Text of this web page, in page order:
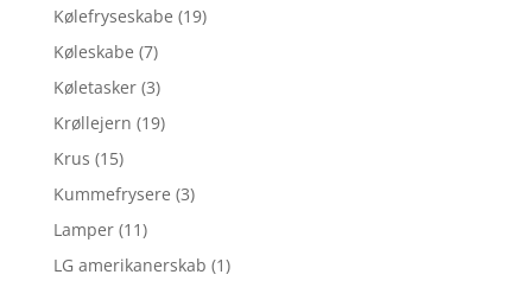
Kølefryseskabe (19)
Køleskabe (7)
Køletasker (3)
Krøllejern (19)
Krus (15)
Kummefrysere (3)
Lamper (11)
LG amerikanerskab (1)